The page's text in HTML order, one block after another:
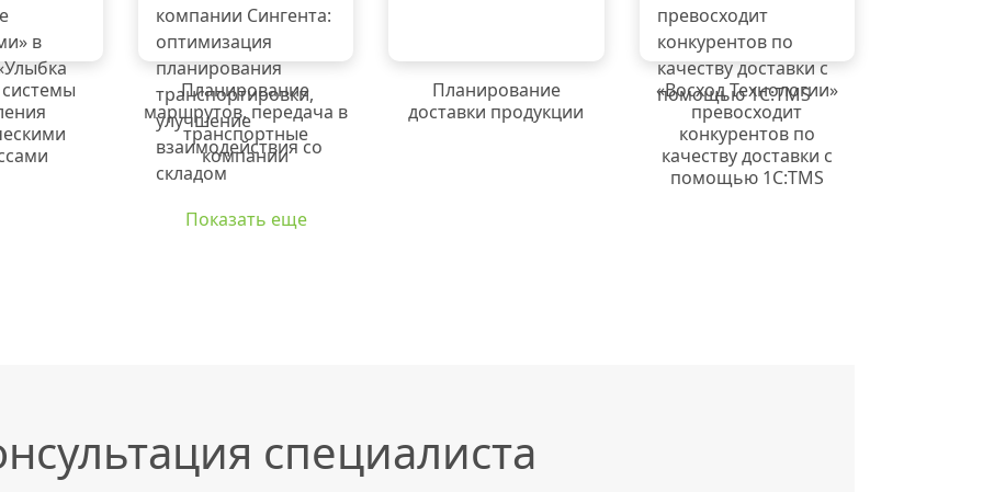
Планирование
маршрутов, передача в
транспортные
компании
Планирование
доставки продукции
«Восход Технологии»
превосходит
конкурентов по
качеству доставки с
помощью 1С:TMS
Показать еще
специалиста